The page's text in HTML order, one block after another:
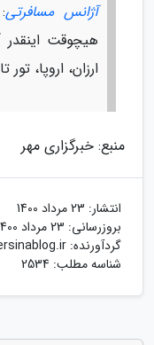
آژانس مسافرتی
هیچوقت اینقدر
ارزان، اروپا،
منبع: خبرگزاری مهر
انتشار: 23 مرداد 1400
بروزرسانی: 23 مرداد 1400
گردآورنده:
شناسه مطلب: 2534